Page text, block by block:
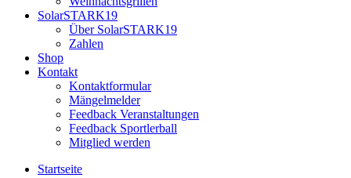
SolarSTARK19
Über SolarSTARK19
Zahlen
Shop
Kontakt
Kontaktformular
Mängelmelder
Feedback Veranstaltungen
Feedback Sportlerball
Mitglied werden
Startseite